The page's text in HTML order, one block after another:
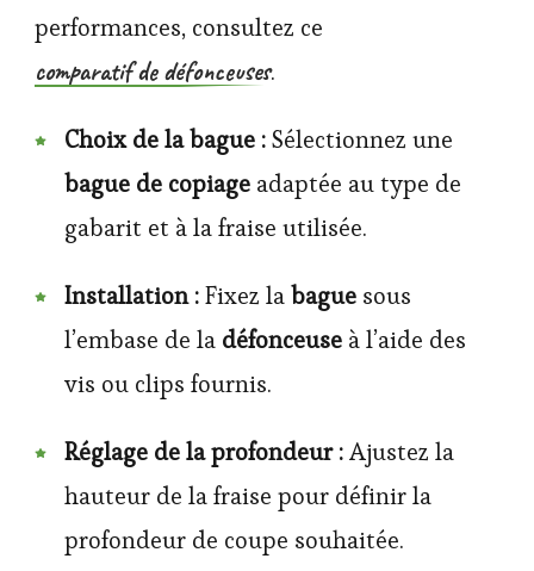
performances, consultez ce
comparatif de défonceuses.
Choix de la bague :Sélectionnez une
bague de copiage adaptée au type de
gabarit et à la fraise utilisée.
Installation :Fixez labague sous
l’embase de la défonceuse à l’aide des
vis ou clips fournis.
Réglage de la profondeur :Ajustez la
hauteur de la fraise pour définir la
profondeur de coupe souhaitée.